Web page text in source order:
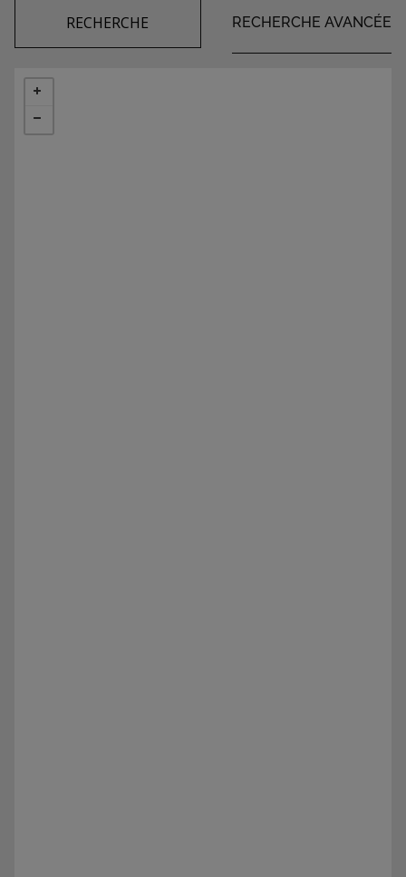
RECHERCHE RECHERCHE AVANCÉE